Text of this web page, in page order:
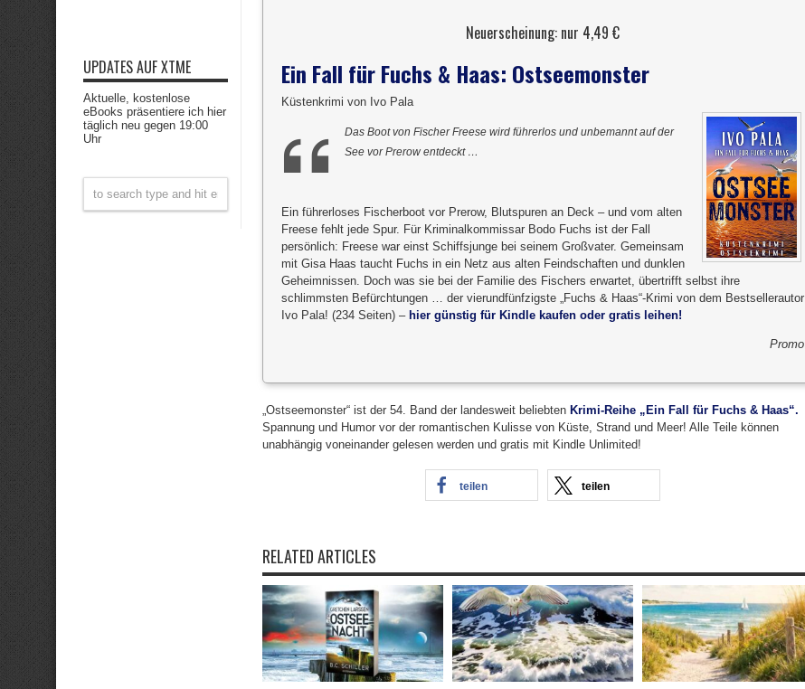
Neuerscheinung: nur 4,49 €
Ein Fall für Fuchs & Haas: Ostseemonster
Küstenkrimi von Ivo Pala
Das Boot von Fischer Freese wird führerlos und unbemannt auf der
See vor Prerow entdeckt …
Ein führerloses Fischerboot vor Prerow, Blutspuren an Deck – und vom alten
Freese fehlt jede Spur. Für Kriminalkommissar Bodo Fuchs ist der Fall
persönlich: Freese war einst Schiffsjunge bei seinem Großvater. Gemeinsam
mit Gisa Haas taucht Fuchs in ein Netz aus alten Feindschaften und dunklen
Geheimnissen. Doch was sie bei der Familie des Fischers erwartet, übertrifft selbst ihre
schlimmsten Befürchtungen … der vierundfünfzigste „Fuchs & Haas“-Krimi von dem Bestsellerautor
Ivo Pala! (234 Seiten) – hier günstig für Kindle kaufen oder gratis leihen!
Promo
„Ostseemonster“ ist der 54. Band der landesweit beliebten Krimi-Reihe „Ein Fall für Fuchs & Haas“.
Spannung und Humor vor der romantischen Kulisse von Küste, Strand und Meer! Alle Teile können
unabhängig voneinander gelesen werden und gratis mit Kindle Unlimited!
teilen teilen
RELATED ARTICLES
UPDATES AUF XTME
Aktuelle, kostenlose
eBooks präsentiere ich hier
täglich neu gegen 19:00
Uhr